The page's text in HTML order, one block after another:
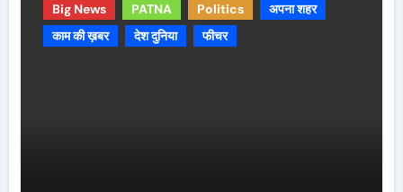
Big News PATNA Politics
अपना शहर
काम की ख़बर
देश दुनिया फीचर